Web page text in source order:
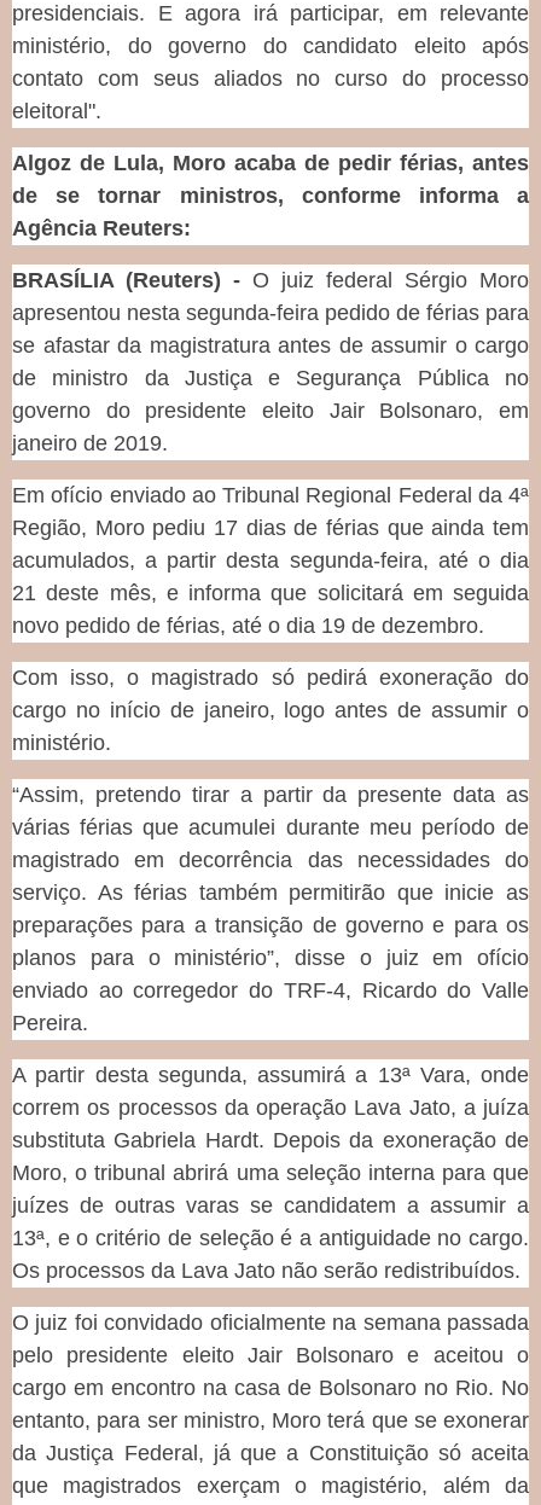
presidenciais. E agora irá participar, em relevante
ministério, do governo do candidato eleito após
contato com seus aliados no curso do processo
eleitoral".
Algoz de Lula, Moro acaba de pedir férias, antes
de se tornar ministros, conforme informa a
Agência Reuters:
BRASÍLIA (Reuters) - O juiz federal Sérgio Moro
apresentou nesta segunda-feira pedido de férias para
se afastar da magistratura antes de assumir o cargo
de ministro da Justiça e Segurança Pública no
governo do presidente eleito Jair Bolsonaro, em
janeiro de 2019.
Em ofício enviado ao Tribunal Regional Federal da 4ª
Região, Moro pediu 17 dias de férias que ainda tem
acumulados, a partir desta segunda-feira, até o dia
21 deste mês, e informa que solicitará em seguida
novo pedido de férias, até o dia 19 de dezembro.
Com isso, o magistrado só pedirá exoneração do
cargo no início de janeiro, logo antes de assumir o
ministério.
“Assim, pretendo tirar a partir da presente data as
várias férias que acumulei durante meu período de
magistrado em decorrência das necessidades do
serviço. As férias também permitirão que inicie as
preparações para a transição de governo e para os
planos para o ministério”, disse o juiz em ofício
enviado ao corregedor do TRF-4, Ricardo do Valle
Pereira.
A partir desta segunda, assumirá a 13ª Vara, onde
correm os processos da operação Lava Jato, a juíza
substituta Gabriela Hardt. Depois da exoneração de
Moro, o tribunal abrirá uma seleção interna para que
juízes de outras varas se candidatem a assumir a
13ª, e o critério de seleção é a antiguidade no cargo.
Os processos da Lava Jato não serão redistribuídos.
O juiz foi convidado oficialmente na semana passada
pelo presidente eleito Jair Bolsonaro e aceitou o
cargo em encontro na casa de Bolsonaro no Rio. No
entanto, para ser ministro, Moro terá que se exonerar
da Justiça Federal, já que a Constituição só aceita
que magistrados exerçam o magistério, além da